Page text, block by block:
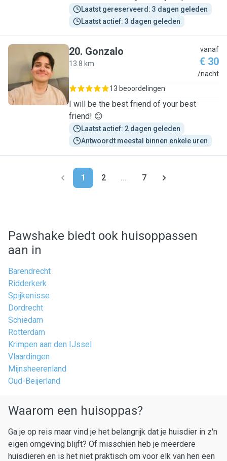
Laatst gereserveerd: 3 dagen geleden
Laatst actief: 3 dagen geleden
G
20. Gonzalo
13.8 km
vanaf
€ 30
/nacht
13 beoordelingen
I will be the best friend of your best
friend! 😊
Laatst actief: 2 dagen geleden
Antwoordt meestal binnen enkele uren
1 2 ... 7
Pawshake biedt ook huisoppassen
aan in
Barendrecht
Ridderkerk
Spijkenisse
Dordrecht
Schiedam
Rotterdam
Krimpen aan den IJssel
Vlaardingen
Mijnsheerenland
Oud-Beijerland
Waarom een huisoppas?
Ga je op reis maar vind je het belangrijk dat je huisdier in z'n
eigen omgeving blijft? Of misschien heb je meerdere
huisdieren en is het niet praktisch om voor elk van hen een